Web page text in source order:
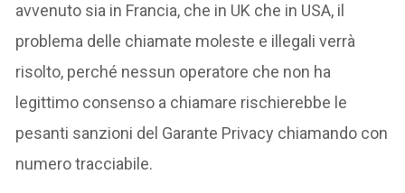
avvenuto sia in Francia, che in UK che in USA, il
problema delle chiamate moleste e illegali verrà
risolto, perché nessun operatore che non ha
legittimo consenso a chiamare rischierebbe le
pesanti sanzioni del Garante Privacy chiamando con
numero tracciabile.